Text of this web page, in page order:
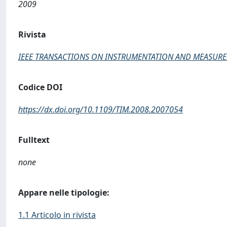
2009
Rivista
IEEE TRANSACTIONS ON INSTRUMENTATION AND
Codice DOI
https://dx.doi.org/10.1109/TIM.2008.2007054
Fulltext
none
Appare nelle tipologie:
1.1 Articolo in rivista